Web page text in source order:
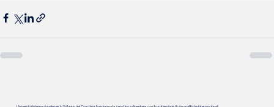
Università Internazionale per lo Sviluppo del Coaching: formiamo da zero fino a diventare coach professionisti con qualifiche internazionali.